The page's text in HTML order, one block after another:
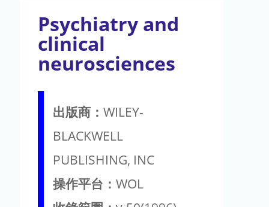
Psychiatry and
clinical
neurosciences
出版商： WILEY-
BLACKWELL
PUBLISHING, INC
操作平台： WOL